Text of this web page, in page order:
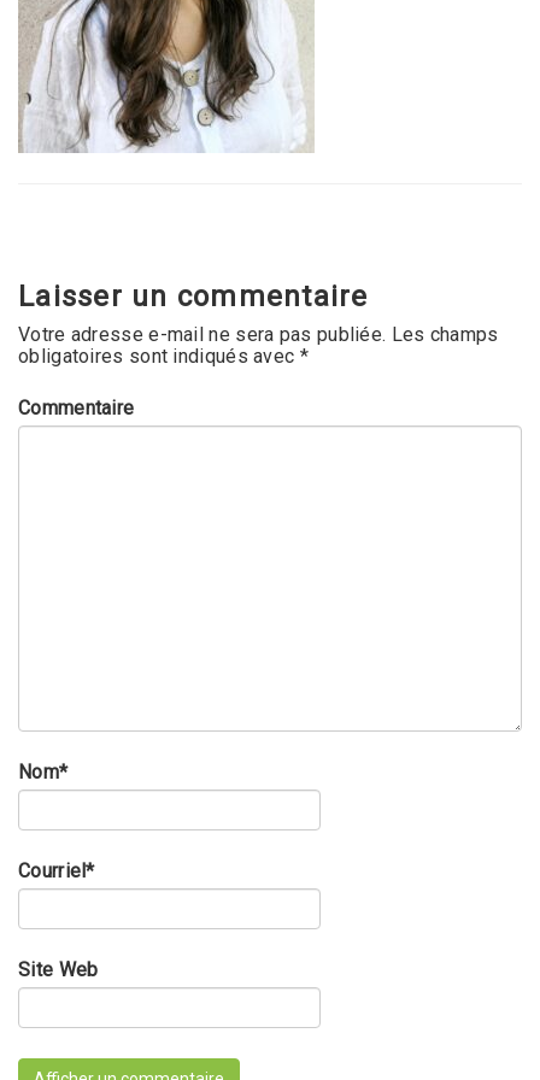
Laisser un commentaire
Votre adresse e-mail ne sera pas publiée. Les champs
obligatoires sont indiqués avec *
Commentaire
Nom*
Courriel*
Site Web